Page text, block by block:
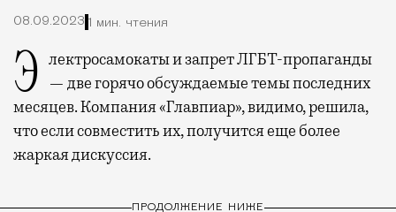
08.09.2023 1 мин. чтения
Электросамокаты и запрет ЛГБТ-пропаганды
— две горячо обсуждаемые темы последних
месяцев. Компания «Главпиар», видимо, решила,
что если совместить их, получится еще более
жаркая дискуссия.
ПРОДОЛЖЕНИЕ НИЖЕ